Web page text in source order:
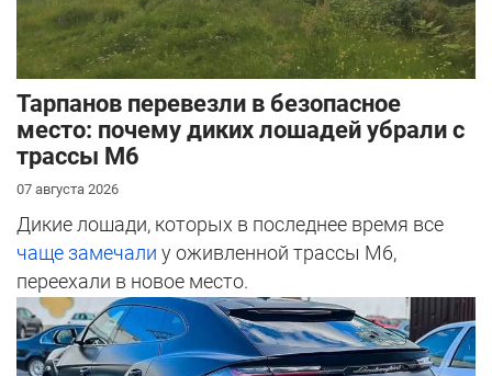
Тарпанов перевезли в безопасное
место: почему диких лошадей убрали с
трассы М6
07 августа 2026
Дикие лошади, которых в последнее время все
чаще замечали у оживленной трассы М6,
переехали в новое место.